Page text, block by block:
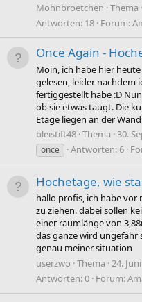
Mohnbroetchen Thema
Antworten: 18 Forum:
Once Again -
Moin, ich habe hier
gelesen, leider
fertiggestellt habe :D
ob sie etwas taugt. Die
Etage liegen an der
bleistift48 Thema 30.
once
Antworten: 6
Hochetage, wie
hallo profis, ich habe vor
zu ziehen. dabei sollen
einer raumlänge von
das ganze wird ungefähr
genau meiner situation
userzwo Thema 24.
Antworten: 0 Forum: